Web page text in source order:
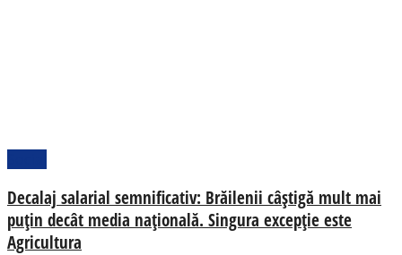
Decalaj salarial semnificativ: Brăilenii câștigă mult mai
puțin decât media națională. Singura excepție este
Agricultura